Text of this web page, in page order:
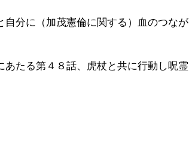
分に（加茂憲倫に関する）血のつなが
たる第４８話、虎杖と共に行動し呪霊